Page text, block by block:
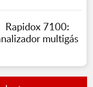
Rapidox 7100:
multigás